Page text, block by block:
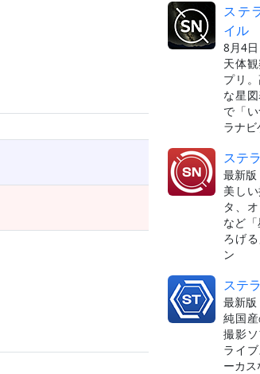
ステ
イル
8月4
天体
プリ
な星
で「
ラナビ
ステ
最新版
美し
タ、
など
ろげ
ン
ステ
最新版
純国
撮影ソ
ライ
ーカ